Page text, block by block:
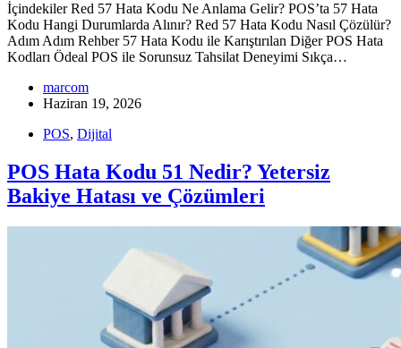
İçindekiler Red 57 Hata Kodu Ne Anlama Gelir? POS’ta 57 Hata
Kodu Hangi Durumlarda Alınır? Red 57 Hata Kodu Nasıl Çözülür?
Adım Adım Rehber 57 Hata Kodu ile Karıştırılan Diğer POS Hata
Kodları Ödeal POS ile Sorunsuz Tahsilat Deneyimi Sıkça…
marcom
Haziran 19, 2026
POS, Dijital
POS Hata Kodu 51 Nedir? Yetersiz
Bakiye Hatası ve Çözümleri